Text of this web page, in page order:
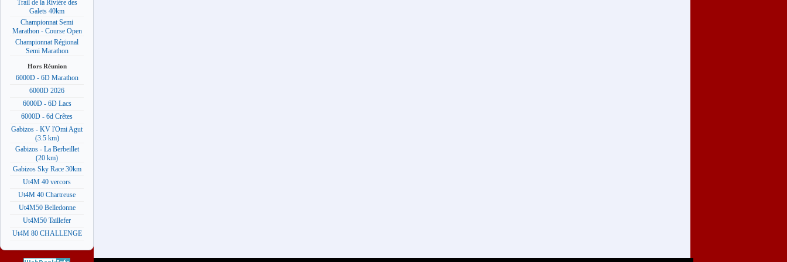
Trail de la Rivière des
Galets 40km
Championnat Semi
Marathon - Course Open
Championnat Régional
Semi Marathon
Hors Réunion
6000D - 6D Marathon
6000D 2026
6000D - 6D Lacs
6000D - 6d Crêtes
Gabizos - KV l'Omi Agut
(3.5 km)
Gabizos - La Berbeillet
(20 km)
Gabizos Sky Race 30km
Ut4M 40 vercors
Ut4M 40 Chartreuse
Ut4M50 Belledonne
Ut4M50 Taillefer
Ut4M 80 CHALLENGE